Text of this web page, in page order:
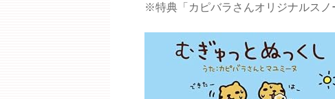
※特典「カピバラさんオリジナルスノ